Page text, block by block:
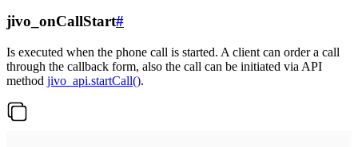
jivo_onCallStart#
Is executed when the phone call is started. A client can order a call
through the callback form, also the call can be initiated via API
method jivo_api.startCall().